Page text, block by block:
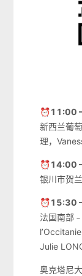
⏰11:00
新西兰葡
理，
⏰14:00
银川市贺
⏰15:30
法国南部
Julie
奥克塔尼